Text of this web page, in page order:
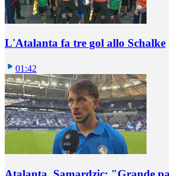
L'Atalanta fa tre gol allo Schalke
01:42